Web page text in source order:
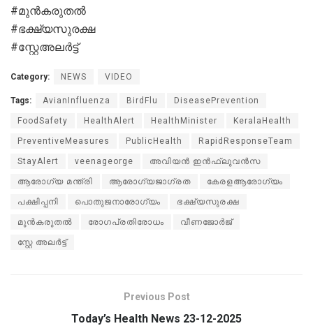
#മുൻകരുതൽ
#ഭക്ഷ്യസുരക്ഷ
#സ്റ്റേഅലർട്ട്
Category: NEWS VIDEO
Tags: AvianInfluenza BirdFlu DiseasePrevention
FoodSafety HealthAlert HealthMinister KeralaHealth
PreventiveMeasures PublicHealth RapidResponseTeam
StayAlert veenageorge അവിയൻ ഇൻഫ്ലുവൻസ
ആരോഗ്യ മന്ത്രി ആരോഗ്യജാഗ്രത കേരളആരോഗ്യം
പക്ഷിപ്പനി പൊതുജനാരോഗ്യം ഭക്ഷ്യസുരക്ഷ
മുൻകരുതൽ രോഗപ്രതിരോധം വീണജോർജ്
സ്റ്റേ അലർട്ട്
Previous Post
Today’s Health News 23-12-2025